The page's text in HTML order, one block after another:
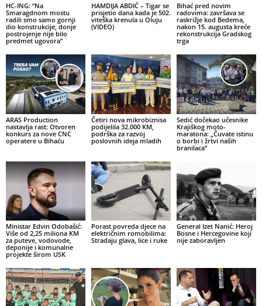
HC-ING: “Na
Smaragdnom mostu
radili smo samo gornji
dio konstrukcije, donje
postrojenje nije bilo
predmet ugovora”
HAMDIJA ABDIĆ – Tigar se
prisjetio dana kada je 502.
viteška krenula u Oluju
(VIDEO)
Bihać pred novim
radovima: završava se
raskrižje kod Bedema,
nakon 15. augusta kreće
rekonstrukcija Gradskog
trga
ARAS Production
nastavlja rast: Otvoren
konkurs za nove CNC
operatere u Bihaću
Četiri nova mikrobiznisa
podijelila 32.000 KM,
podrška za razvoj
poslovnih ideja mladih
Sedić dočekao učesnike
Krajiškog moto-
maratona: „Čuvate istinu
o borbi i žrtvi naših
branilaca“
Ministar Edvin Odobašić:
Više od 2,25 miliona KM
za puteve, vodovode,
deponije i komunalne
projekte širom USK
Porast povreda djece na
električnim romobilima:
Stradaju glava, lice i ruke
General Izet Nanić: Heroj
Bosne i Hercegovine koji
nije zaboravljen